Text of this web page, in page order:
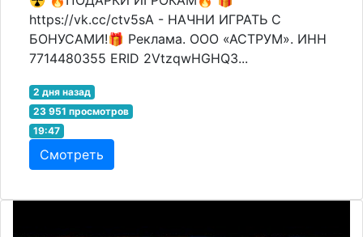
https://vk.cc/ctv5sA - НАЧНИ ИГРАТЬ С
БОНУСАМИ!🎁 Реклама. ООО «АСТРУМ». ИНН
7714480355 ERID 2VtzqwHGHQ3...
2 дня назад
23 951 просмотров
19:47
Смотреть